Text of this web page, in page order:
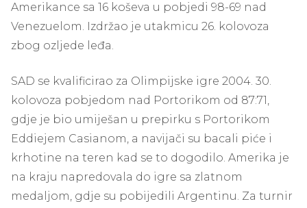
Amerikance sa 16 koševa u pobjedi 98-69 nad
Venezuelom. Izdržao je utakmicu 26. kolovoza
zbog ozljede leđa.
SAD se kvalificirao za Olimpijske igre 2004. 30.
kolovoza pobjedom nad Portorikom od 87:71,
gdje je bio umiješan u prepirku s Portorikom
Eddiejem Casianom, a navijači su bacali piće i
krhotine na teren kad se to dogodilo. Amerika je
na kraju napredovala do igre sa zlatnom
medaljom, gdje su pobijedili Argentinu. Za turnir